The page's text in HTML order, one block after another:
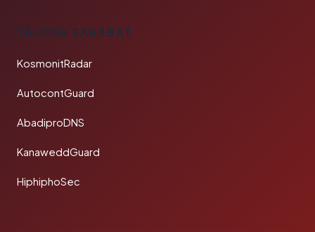
TAUTAN SAHABAT
KosmonitRadar
AutocontGuard
AbadiproDNS
KanaweddGuard
HiphiphoSec